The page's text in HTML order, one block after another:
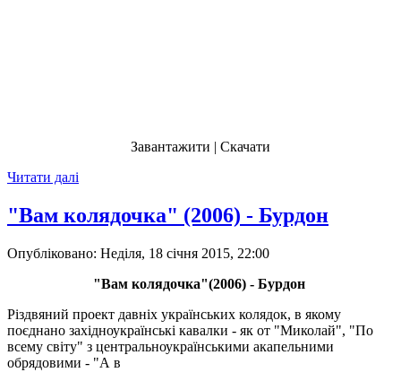
Завантажити | Скачати
Читати далі
"Вам колядочка" (2006) - Бурдон
Опубліковано: Неділя, 18 січня 2015, 22:00
"Вам колядочка"(2006) - Бурдон
Різдвяний проект давніх українських колядок, в якому
поєднано західноукраїнські кавалки - як от "Миколай", "По
всему світу" з центральноукраїнськими акапельними
обрядовими - "А в